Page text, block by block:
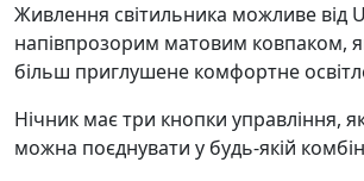
Живлення світильника можливе від
напівпрозорим матовим ковпаком,
більш приглушене комфортне
Нічник має три кнопки управління,
можна поєднувати у будь-якій